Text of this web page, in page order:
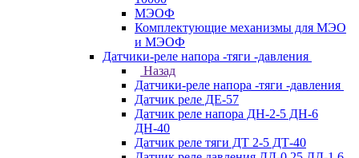
МЭОФ
Комплектующие механизмы для МЭО
и МЭОФ
Датчики-реле напора -тяги -давления
Назад
Датчики-реле напора -тяги -давления
Датчик реле ДЕ-57
Датчик реле напора ДН-2-5 ДН-6
ДН-40
Датчик реле тяги ДТ 2-5 ДТ-40